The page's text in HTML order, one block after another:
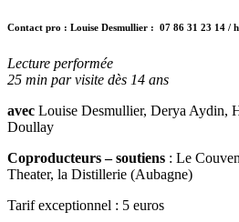
Contact pro : Louise Desmullier : 07 86 31 23 14 /
Lecture performée
25 min par visite dès 14 ans
avec Louise Desmullier, Derya Aydin,
Doullay
Coproducteurs – soutiens : Le
Theater, la Distillerie (Aubagne)
Tarif exceptionnel : 5 euros